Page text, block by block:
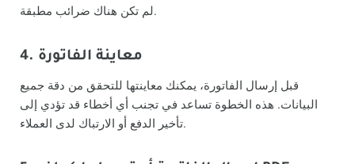
لم تكن هناك ضرائب مطبقة.
4. معاينة الفاتورة
قبل إرسال الفاتورة، يمكنك معاينتها للتحقق من دقة جميع
البيانات. هذه الخطوة تساعد في تجنب أي أخطاء قد تؤدي إلى
تأخير الدفع أو الارتباك لدى العملاء.